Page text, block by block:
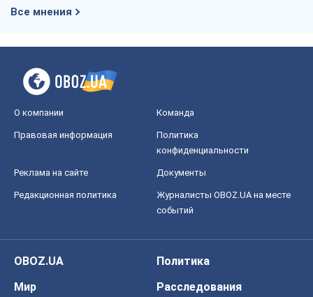
Все мнения
О компании Команда
Правовая информация
Политика
конфиденциальности
Реклама на сайте Документы
Редакционная политика
Журналисты OBOZ.UA на месте
событий
OBOZ.UA
Политика
Мир
Расследования